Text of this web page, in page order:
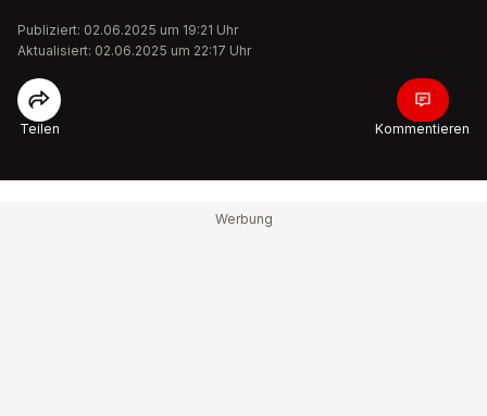
Publiziert: 02.06.2025 um 19:21 Uhr
Aktualisiert: 02.06.2025 um 22:17 Uhr
Teilen Kommentieren